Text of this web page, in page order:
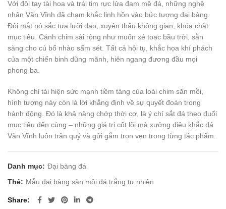
Với đôi tay tài hoa và trái tim rực lửa đam mê đá, những nghệ
nhân Văn Vĩnh đã chạm khắc linh hồn vào bức tượng đại bàng.
Đôi mắt nó sắc tựa lưỡi dao, xuyên thấu không gian, khóa chặt
mục tiêu. Cánh chim sải rộng như muốn xé toạc bầu trời, sẵn
sàng cho cú bổ nhào sấm sét. Tất cả hội tụ, khắc họa khí phách
của một chiến binh dũng mãnh, hiên ngang đương đầu mọi
phong ba.
Không chỉ tái hiện sức mạnh tiềm tàng của loài chim săn mồi,
hình tượng này còn là lời khẳng định về sự quyết đoán trong
hành động. Đó là khả năng chớp thời cơ, là ý chí sắt đá theo đuổi
mục tiêu đến cùng – những giá trị cốt lõi mà xưởng điêu khắc đá
Văn Vĩnh luôn trân quý và gửi gắm trọn vẹn trong từng tác phẩm.
Danh mục: Đại bàng đá
Thẻ: Mẫu đại bàng săn mồi đá trắng tự nhiên
Share